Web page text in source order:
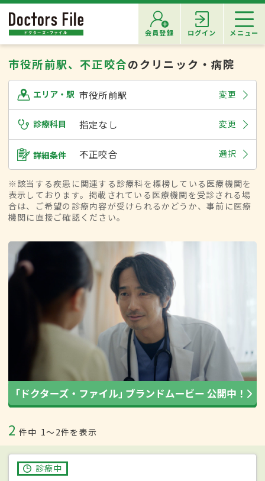
会員登録 ログイン メニュー
市役所前駅、不正咬合のクリニック・病院
エリア・駅 市役所前駅 変更
診療科目 指定なし 変更
詳細条件 不正咬合 選択
※該当する疾患に関連する診療科を標榜している医療機関を
表示しております。掲載されている医療機関を受診される場
合は、ご希望の診療内容が受けられるかどうか、事前に医療
機関に直接ご確認ください。
2 件中 1〜2件を表示
診療中